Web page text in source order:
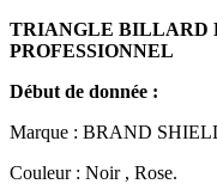
TRIANGLE BILLARD
PROFESSIONNEL
Début de donnée :
Marque : BRAND
Couleur : Noir , Rose.